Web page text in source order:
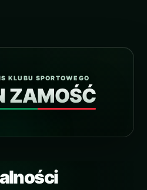
KLUBU SPORTOWEGO
ZAMOŚĆ